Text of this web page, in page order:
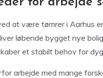
at være tømrer i Aarhus
løbende bygget nye
et stabilt behov for
arbejde med mange